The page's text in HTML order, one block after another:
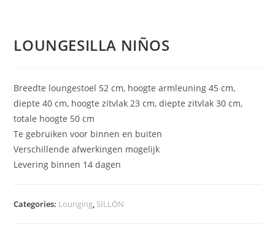
LOUNGESILLA NIÑOS
Breedte loungestoel 52 cm, hoogte armleuning 45 cm,
diepte 40 cm, hoogte zitvlak 23 cm, diepte zitvlak 30 cm,
totale hoogte 50 cm
Te gebruiken voor binnen en buiten
Verschillende afwerkingen mogelijk
Levering binnen 14 dagen
Categories: Lounging SILLÓN